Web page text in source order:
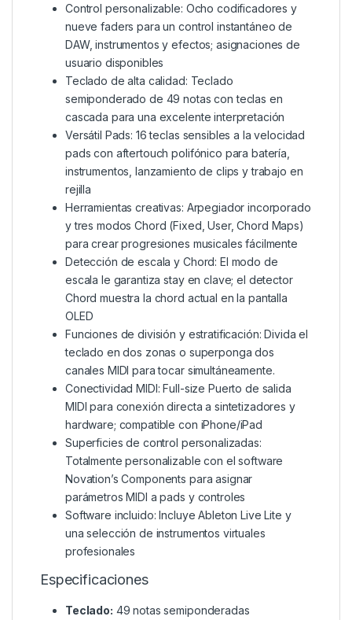
Control personalizable: Ocho codificadores y
nueve faders para un control instantáneo de
DAW, instrumentos y efectos; asignaciones de
usuario disponibles
Teclado de alta calidad: Teclado
semiponderado de 49 notas con teclas en
cascada para una excelente interpretación
Versátil Pads: 16 teclas sensibles a la velocidad
pads con aftertouch polifónico para batería,
instrumentos, lanzamiento de clips y trabajo en
rejilla
Herramientas creativas: Arpegiador incorporado
y tres modos Chord (Fixed, User, Chord Maps)
para crear progresiones musicales fácilmente
Detección de escala y Chord: El modo de
escala le garantiza stay en clave; el detector
Chord muestra la chord actual en la pantalla
OLED
Funciones de división y estratificación: Divida el
teclado en dos zonas o superponga dos
canales MIDI para tocar simultáneamente.
Conectividad MIDI: Full-size Puerto de salida
MIDI para conexión directa a sintetizadores y
hardware; compatible con iPhone/iPad
Superficies de control personalizadas:
Totalmente personalizable con el software
Novation’s Components para asignar
parámetros MIDI a pads y controles
Software incluido: Incluye Ableton Live Lite y
una selección de instrumentos virtuales
profesionales
Especificaciones
Teclado: 49 notas semiponderadas